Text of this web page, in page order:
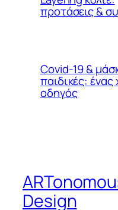
προτάσεις &
Covid-19 &
παιδικές:
οδηγός
Design